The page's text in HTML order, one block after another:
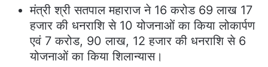
मंत्री श्री सतपाल महाराज ने 16 करोड 69 लाख 17
हजार की धनराशि से 10 योजनाओं का किया लोकार्पण
एवं 7 करोड, 90 लाख, 12 हजार की धनराशि से 6
योजनाओं का किया शिलान्यास।